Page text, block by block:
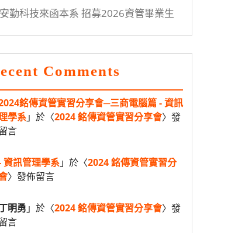
安勤科技來函本系 招募2026資管畢業生
Comments
銘傳資管實習分享會─三商電腦篇 - 資訊
學系」於〈2024 銘傳資管實習分享會〉發
言
資訊管理學系」於〈2024 銘傳資管實習分
〉發佈留言
明勇 」於〈2024 銘傳資管實習分享會〉發
言